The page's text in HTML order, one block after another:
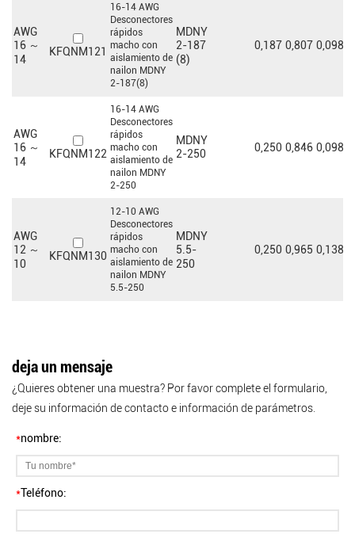
AWG
16 ～
14
KFQNM121
16-14 AWG
Desconectores
rápidos
macho con
aislamiento de
nailon MDNY
2-187(8)
MDNY
2-187
(8)
0,187 0,807 0,098
AWG
16 ～
14
KFQNM122
16-14 AWG
Desconectores
rápidos
macho con
aislamiento de
nailon MDNY
2-250
MDNY
2-250
0,250 0,846 0,098
AWG
12 ～
10
KFQNM130
12-10 AWG
Desconectores
rápidos
macho con
aislamiento de
nailon MDNY
5.5-250
MDNY
5.5-
250
0,250 0,965 0,138
deja un mensaje
¿Quieres obtener una muestra? Por favor complete el formulario,
deje su información de contacto e información de parámetros.
*nombre:
*Teléfono: